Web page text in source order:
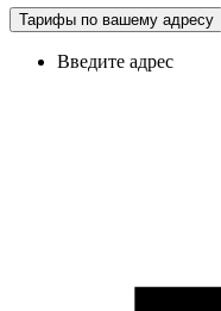
Тарифы по вашему адресу
Введите адрес